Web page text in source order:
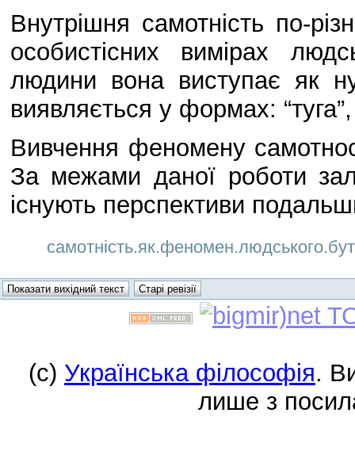
Внутрішня самотність по-
особистісних вимірах
людини вона виступає як
виявляється у формах: “туга”,
Вивчення феномену
За межами даної роботи
існують перспективи
(c) Українська філософія.
лише з